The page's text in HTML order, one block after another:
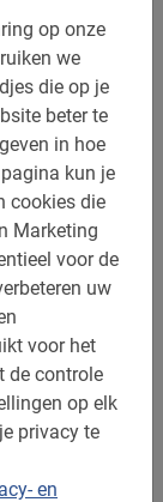
op onze
we
die op je
beter te
in hoe
kun je
cookies die
Marketing
voor de
uw
voor het
de controle
op elk
privacy te
en
liefst 5